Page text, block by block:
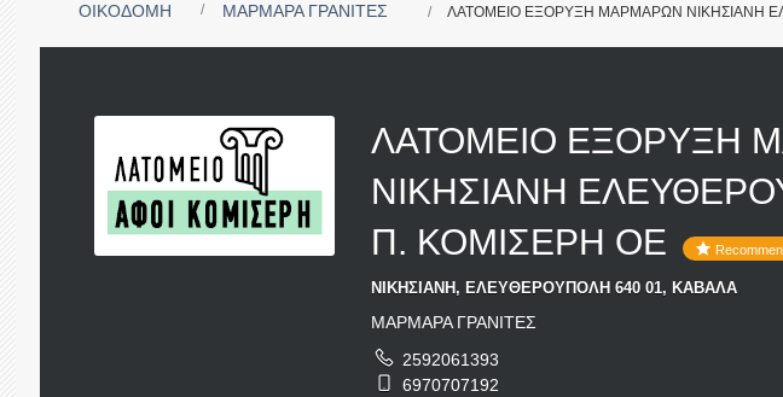
ΟΙΚΟΔΟΜΗ ΜΑΡΜΑΡΑ ΓΡΑΝΙΤΕΣ ΛΑΤΟΜΕΙΟ ΕΞΟΡΥΞΗ ΜΑΡΜΑΡΩΝ ΝΙΚΗΣΙΑΝΗ
ΛΑΤΟΜΕΙΟ ΕΞΟΡΥΞΗ
ΝΙΚΗΣΙΑΝΗ
Π. ΚΟΜΙΣΕΡΗ ΟΕ
ΝΙΚΗΣΙΑΝΗ, ΕΛΕΥΘΕΡΟΥΠΟΛΗ 640 01, ΚΑΒΑΛΑ
ΜΑΡΜΑΡΑ ΓΡΑΝΙΤΕΣ
2592061393
6970707192